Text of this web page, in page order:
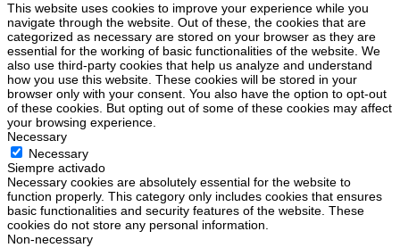
This website uses cookies to improve your experience while you
navigate through the website. Out of these, the cookies that are
categorized as necessary are stored on your browser as they are
essential for the working of basic functionalities of the website. We
also use third-party cookies that help us analyze and understand
how you use this website. These cookies will be stored in your
browser only with your consent. You also have the option to opt-out
of these cookies. But opting out of some of these cookies may affect
your browsing experience.
Necessary
Necessary
Siempre activado
Necessary cookies are absolutely essential for the website to
function properly. This category only includes cookies that ensures
basic functionalities and security features of the website. These
cookies do not store any personal information.
Non-necessary